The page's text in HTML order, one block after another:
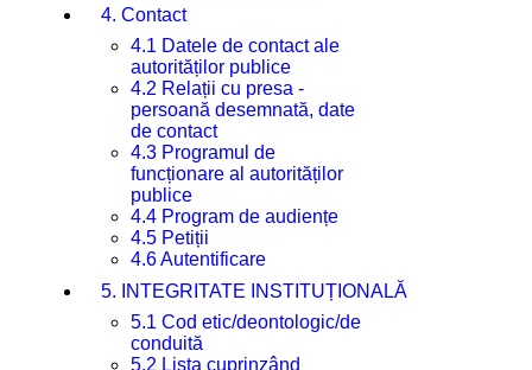
4. Contact
4.1 Datele de contact ale
autorităților publice
4.2 Relații cu presa -
persoană desemnată, date
de contact
4.3 Programul de
funcționare al autorităților
publice
4.4 Program de audiențe
4.5 Petiții
4.6 Autentificare
5. INTEGRITATE INSTITUȚIONALĂ
5.1 Cod etic/deontologic/de
conduită
5.2 Lista cuprinzând